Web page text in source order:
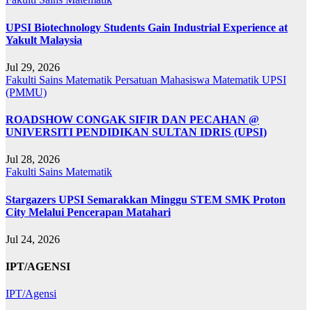
UPSI Biotechnology Students Gain Industrial Experience at
Yakult Malaysia
Jul 29, 2026
Fakulti Sains Matematik Persatuan Mahasiswa Matematik UPSI
(PMMU)
ROADSHOW CONGAK SIFIR DAN PECAHAN @
UNIVERSITI PENDIDIKAN SULTAN IDRIS (UPSI)
Jul 28, 2026
Fakulti Sains Matematik
Stargazers UPSI Semarakkan Minggu STEM SMK Proton
City Melalui Pencerapan Matahari
Jul 24, 2026
IPT/AGENSI
IPT/Agensi